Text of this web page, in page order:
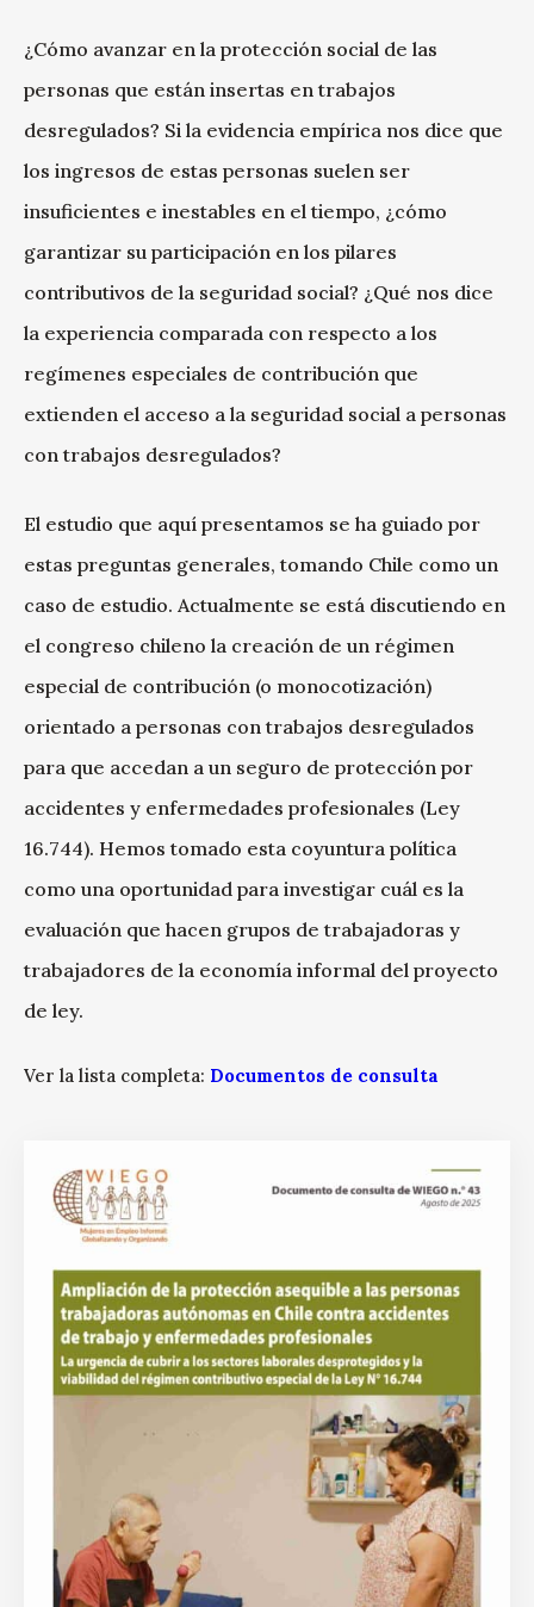
¿Cómo avanzar en la protección social de las
personas que están insertas en trabajos
desregulados? Si la evidencia empírica nos dice que
los ingresos de estas personas suelen ser
insuficientes e inestables en el tiempo, ¿cómo
garantizar su participación en los pilares
contributivos de la seguridad social? ¿Qué nos dice
la experiencia comparada con respecto a los
regímenes especiales de contribución que
extienden el acceso a la seguridad social a personas
con trabajos desregulados?
El estudio que aquí presentamos se ha guiado por
estas preguntas generales, tomando Chile como un
caso de estudio. Actualmente se está discutiendo en
el congreso chileno la creación de un régimen
especial de contribución (o monocotización)
orientado a personas con trabajos desregulados
para que accedan a un seguro de protección por
accidentes y enfermedades profesionales (Ley
16.744). Hemos tomado esta coyuntura política
como una oportunidad para investigar cuál es la
evaluación que hacen grupos de trabajadoras y
trabajadores de la economía informal del proyecto
de ley.
Ver la lista completa: Documentos de consulta